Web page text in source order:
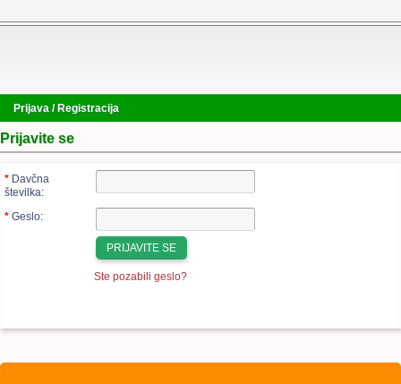
Prijava / Registracija
Prijavite se
* Davčna
številka:
* Geslo:
Ste pozabili geslo?